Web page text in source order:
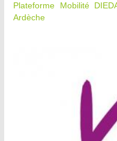
Plateforme Mobilité
Ardèche